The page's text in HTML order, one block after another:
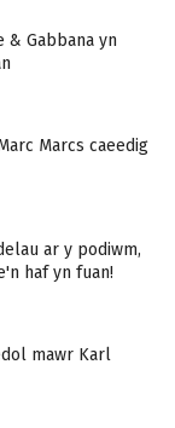
& Gabbana yn
Marcs caeedig
ar y podiwm,
haf yn fuan!
mawr Karl